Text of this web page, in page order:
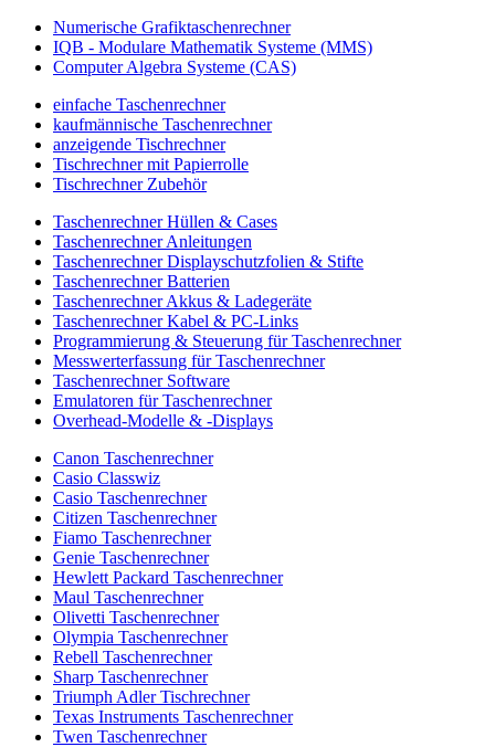
Numerische Grafiktaschenrechner
IQB - Modulare Mathematik Systeme (MMS)
Computer Algebra Systeme (CAS)
einfache Taschenrechner
kaufmännische Taschenrechner
anzeigende Tischrechner
Tischrechner mit Papierrolle
Tischrechner Zubehör
Taschenrechner Hüllen & Cases
Taschenrechner Anleitungen
Taschenrechner Displayschutzfolien & Stifte
Taschenrechner Batterien
Taschenrechner Akkus & Ladegeräte
Taschenrechner Kabel & PC-Links
Programmierung & Steuerung für Taschenrechner
Messwerterfassung für Taschenrechner
Taschenrechner Software
Emulatoren für Taschenrechner
Overhead-Modelle & -Displays
Canon Taschenrechner
Casio Classwiz
Casio Taschenrechner
Citizen Taschenrechner
Fiamo Taschenrechner
Genie Taschenrechner
Hewlett Packard Taschenrechner
Maul Taschenrechner
Olivetti Taschenrechner
Olympia Taschenrechner
Rebell Taschenrechner
Sharp Taschenrechner
Triumph Adler Tischrechner
Texas Instruments Taschenrechner
Twen Taschenrechner